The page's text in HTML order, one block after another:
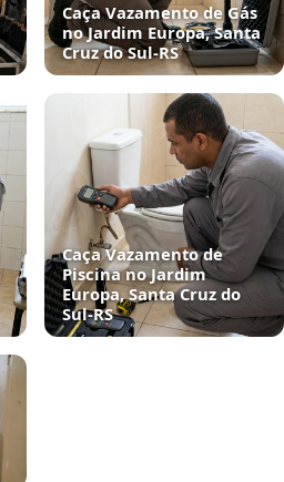
Caça Vazamento de Gás
no Jardim Europa, Santa
Cruz do Sul‑RS
Caça Vazamento de
Piscina no Jardim
Europa, Santa Cruz do
Sul‑RS